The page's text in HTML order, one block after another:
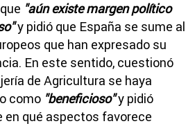
"aún existe margen político
y pidió que España se sume al
que han expresado su
En este sentido, cuestionó
de Agricultura se haya
como "beneficioso"y pidió
en qué aspectos favorece